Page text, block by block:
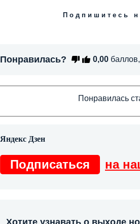
Подпишитесь
Понравилась? 0,00 баллов,
Понравилась
Подписаться на
Хотите узнавать о выходе